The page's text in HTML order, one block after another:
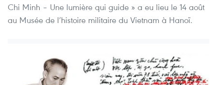
Chi Minh – Une lumière qui guide » a eu lieu le 14 août
au Musée de l’histoire militaire du Vietnam à Hanoï.